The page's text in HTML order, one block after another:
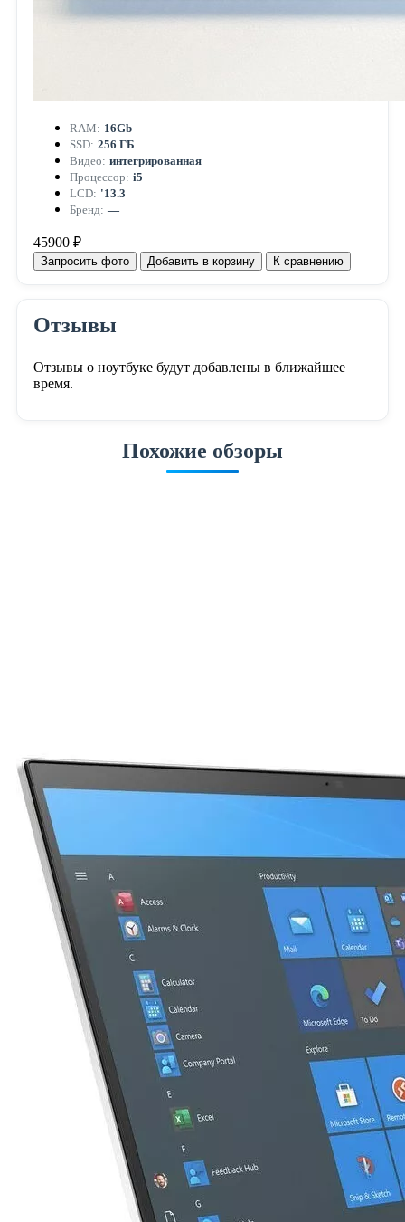
RAM: 16Gb
SSD: 256 ГБ
Видео: интегрированная
Процессор: i5
LCD: '13.3
Бренд: —
45900 ₽
Запросить фото Добавить в корзину К сравнению
Отзывы
Отзывы о ноутбуке будут добавлены в ближайшее
время.
Похожие обзоры